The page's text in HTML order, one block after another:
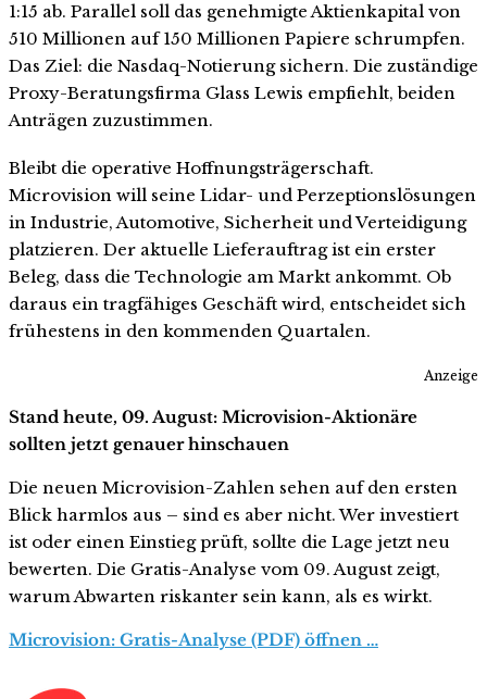
1:15 ab. Parallel soll das genehmigte Aktienkapital von
510 Millionen auf 150 Millionen Papiere schrumpfen.
Das Ziel: die Nasdaq-Notierung sichern. Die zuständige
Proxy-Beratungsfirma Glass Lewis empfiehlt, beiden
Anträgen zuzustimmen.
Bleibt die operative Hoffnungsträgerschaft.
Microvision will seine Lidar- und Perzeptionslösungen
in Industrie, Automotive, Sicherheit und Verteidigung
platzieren. Der aktuelle Lieferauftrag ist ein erster
Beleg, dass die Technologie am Markt ankommt. Ob
daraus ein tragfähiges Geschäft wird, entscheidet sich
frühestens in den kommenden Quartalen.
Anzeige
Stand heute, 09. August: Microvision-Aktionäre
sollten jetzt genauer hinschauen
Die neuen Microvision-Zahlen sehen auf den ersten
Blick harmlos aus – sind es aber nicht. Wer investiert
ist oder einen Einstieg prüft, sollte die Lage jetzt neu
bewerten. Die Gratis-Analyse vom 09. August zeigt,
warum Abwarten riskanter sein kann, als es wirkt.
Microvision: Gratis-Analyse (PDF) öffnen …